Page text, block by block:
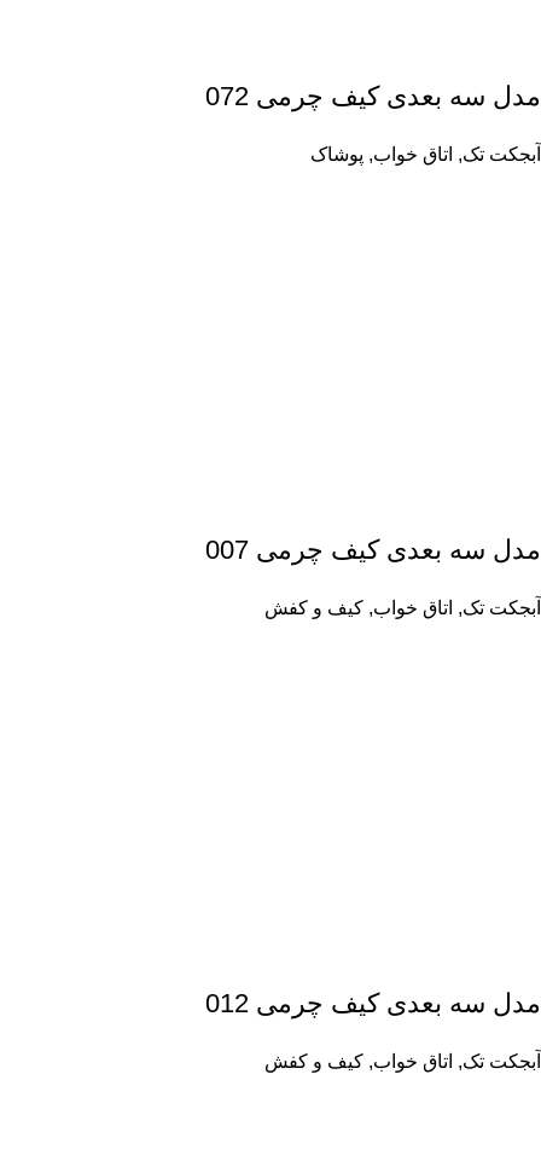
مدل سه بعدی کیف چرمی 072
آبجکت تک, اتاق خواب, پوشاک
مدل سه بعدی کیف چرمی 007
آبجکت تک, اتاق خواب, کیف و کفش
مدل سه بعدی کیف چرمی 012
آبجکت تک, اتاق خواب, کیف و کفش